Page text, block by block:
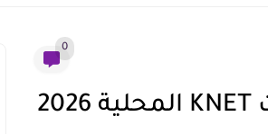
0
كيفية الاشتراك في تود في الكويت عبر كي نت KNET المحلية 2026